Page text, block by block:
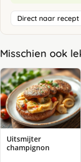
Direct naar recept
Misschien ook
Uitsmijter
champignon